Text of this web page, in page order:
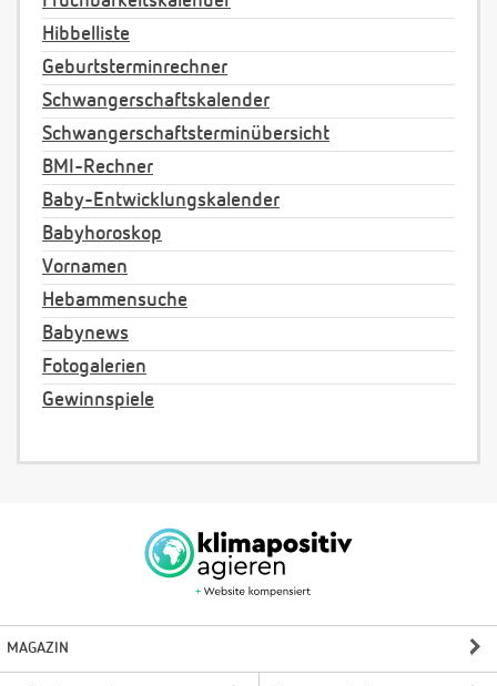
Hibbelliste
Geburtsterminrechner
Schwangerschaftskalender
Schwangerschaftsterminübersicht
BMI-Rechner
Baby-Entwicklungskalender
Babyhoroskop
Vornamen
Hebammensuche
Babynews
Fotogalerien
Gewinnspiele
MAGAZIN